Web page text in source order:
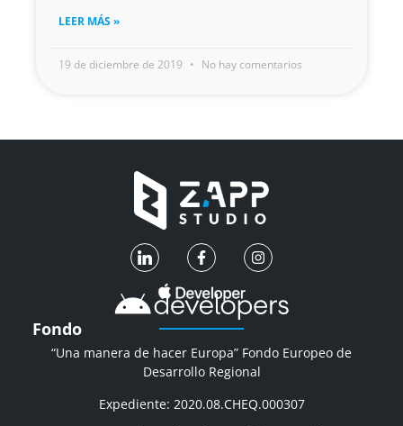
LEER MÁS »
19 de diciembre de 2019 No hay comentarios
Fondo
“Una manera de hacer Europa” Fondo Europeo de
Desarrollo Regional
Expediente: 2020.08.CHEQ.000307